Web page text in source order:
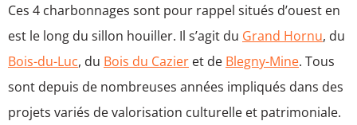
Ces 4 charbonnages sont pour rappel situés d’ouest en
est le long du sillon houiller. Il s’agit du Grand Hornu, du
Bois-du-Luc, du Bois du Cazier et de Blegny-Mine. Tous
sont depuis de nombreuses années impliqués dans des
projets variés de valorisation culturelle et patrimoniale.